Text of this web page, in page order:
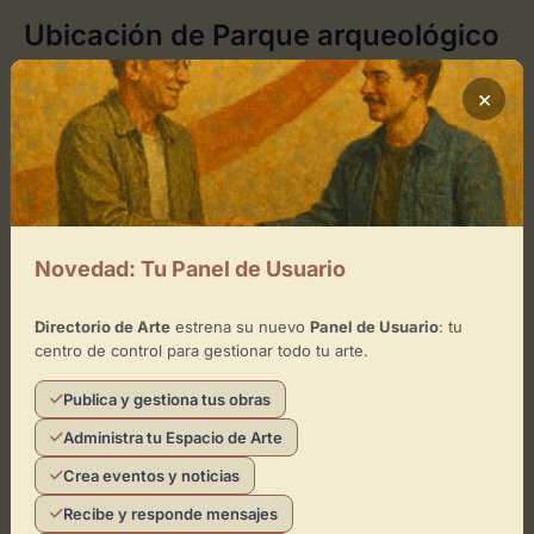
Ubicación de Parque arqueológico
de Marroquíes Bajos
Cómo llegar
+
Activar Mapa
×
Novedad: Tu Panel de Usuario
Directorio de Arteestrena su nuevo Panel de Usuario: tu
centro de control para gestionar todo tu arte.
Publica y gestiona tus obras
Administra tu Espacio de Arte
Crea eventos y noticias
Recibe y responde mensajes